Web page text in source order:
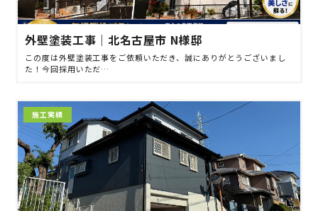
外壁塗装工事｜北名古屋市 N様邸
この度は外壁塗装工事をご依頼いただき、誠にありがとうございまし
た！今回採用いただ…
施工実績